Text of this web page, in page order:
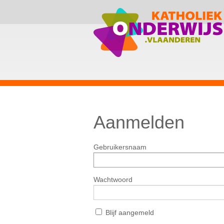
Aanmelden
Gebruikersnaam
Wachtwoord
Blijf aangemeld